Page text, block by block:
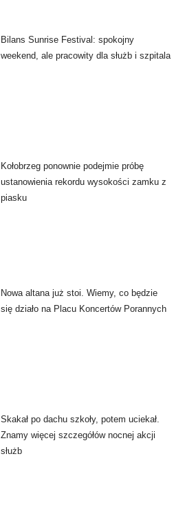
Bilans Sunrise Festival: spokojny
weekend, ale pracowity dla służb i szpitala
Kołobrzeg ponownie podejmie próbę
ustanowienia rekordu wysokości zamku z
piasku
Nowa altana już stoi. Wiemy, co będzie
się działo na Placu Koncertów Porannych
Skakał po dachu szkoły, potem uciekał.
Znamy więcej szczegółów nocnej akcji
służb